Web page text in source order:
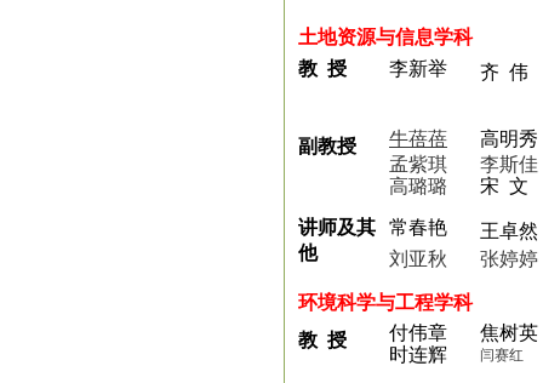
土地资源与信息学科
教 授
李新举 齐 伟
副教授 牛蓓蓓
高明秀
孟紫琪
李斯佳
高璐璐
宋 文
讲师及其
他
常春艳
王卓然
刘亚秋
张婷婷
环境科学与工程学科
教 授
付伟章
焦树英
时连辉
闫赛红